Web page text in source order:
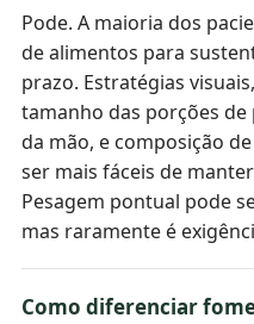
Pode. A maioria dos
de alimentos para
prazo. Estratégias
tamanho das porções
da mão, e composição
ser mais fáceis de
Pesagem pontual pode
mas raramente é
Como diferenciar